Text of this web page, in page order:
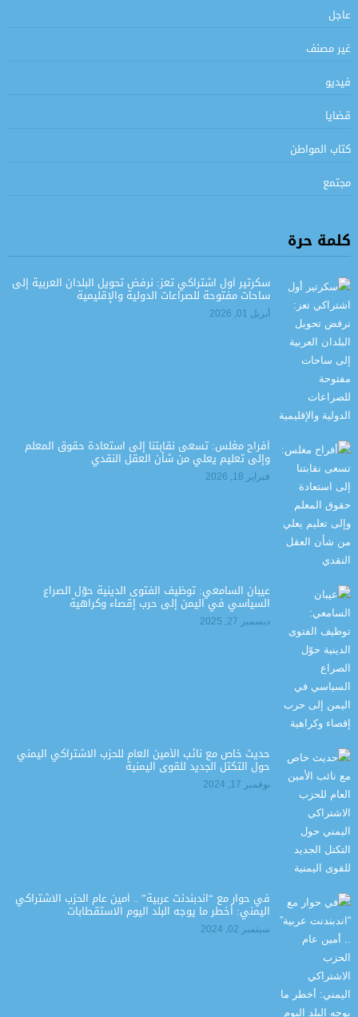
عاجل
غير مصنف
فيديو
قضايا
كتاب المواطن
مجتمع
كلمة حرة
سكرتير أول اشتراكي تعز: نرفض تحويل البلدان العربية إلى
ساحات مفتوحة للصراعات الدولية والإقليمية
أبريل 01, 2026
أفراح مغلس: تسعى نقابتنا إلى استعادة حقوق المعلم
وإلى تعليم يعلي من شأن العقل النقدي
فبراير 18, 2026
عيبان السامعي: توظيف الفتوى الدينية حوّل الصراع
السياسي في اليمن إلى حرب إقصاء وكراهية
ديسمبر 27, 2025
حديث خاص مع نائب الأمين العام للحزب الاشتراكي اليمني
حول التكتل الجديد للقوى اليمنية
نوفمبر 17, 2024
في حوار مع “اندبندنت عربية” .. أمين عام الحزب الاشتراكي
اليمني: أخطر ما يوجه البلد اليوم الاستقطابات
سبتمبر 02, 2024